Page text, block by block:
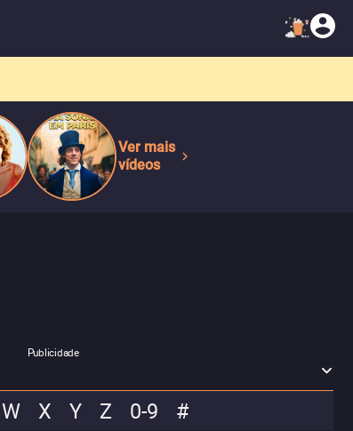
Ver mais
vídeos
Publicidade
W X Y Z 0-9
#